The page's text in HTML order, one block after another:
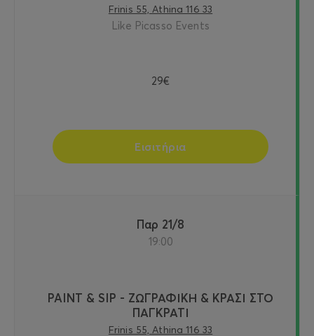
Frinis 55, Athina 116 33
Like Picasso Events
29€
Εισιτήρια
Παρ 21/8
19:00
PAINT & SIP - ΖΩΓΡΑΦΙΚΗ & ΚΡΑΣΙ ΣΤΟ
ΠΑΓΚΡΑΤΙ
Frinis 55, Athina 116 33